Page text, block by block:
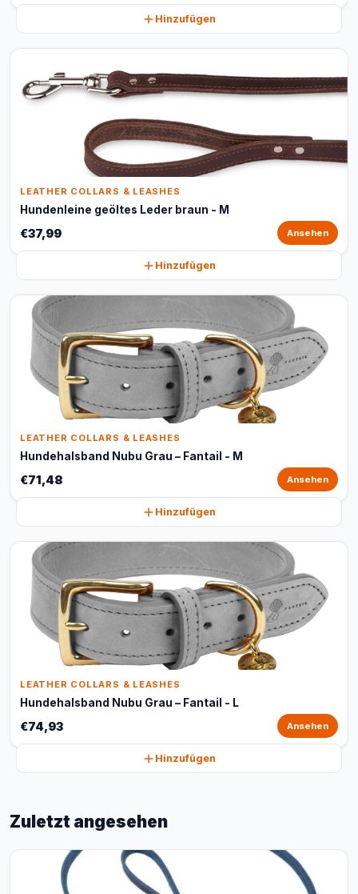
Hinzufügen
LEATHER COLLARS & LEASHES
Hundenleine geöltes Leder braun - M
€37,99 Ansehen
Hinzufügen
LEATHER COLLARS & LEASHES
Hundehalsband Nubu Grau – Fantail - M
€71,48 Ansehen
Hinzufügen
LEATHER COLLARS & LEASHES
Hundehalsband Nubu Grau – Fantail - L
€74,93 Ansehen
Hinzufügen
Zuletzt angesehen